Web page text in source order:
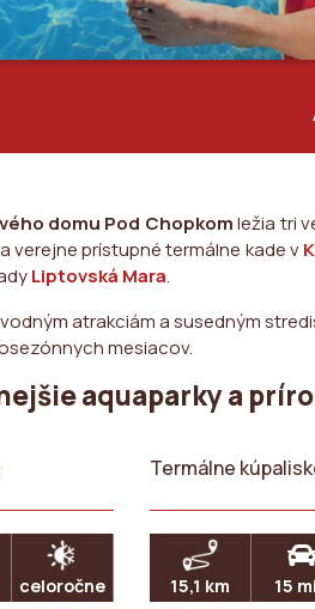
domu Pod Chopkomležia tri
verejne prístupné termálne kade v
Liptovská Mara.
atrakciám a susedným
mesiacov.
aquaparky a
celoročne
Termálne
15,1 km 15